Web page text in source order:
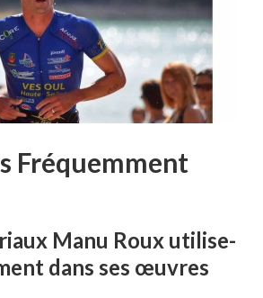
Fréquemment
Manu Roux utilise-
dans ses œuvres